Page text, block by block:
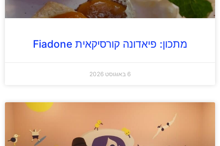
מתכון: פיאדונה קורסיקאית Fiadone
6 באוגוסט 2026